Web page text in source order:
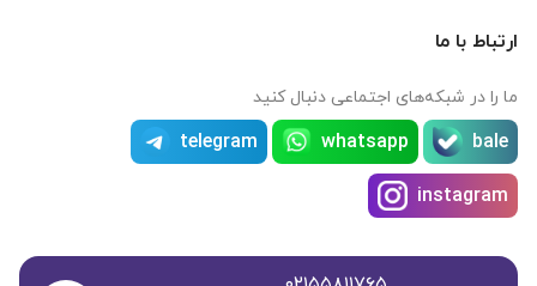
ارتباط با ما
ما را در شبکه‌های اجتماعی دنبال کنید
bale
whatsapp
telegram
instagram